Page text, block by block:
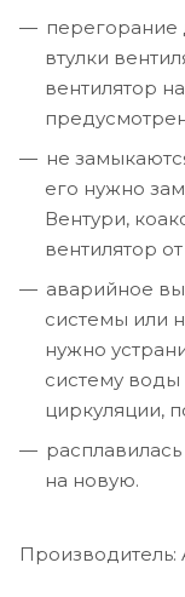
перегорание
втулки
вентилятор
не
его нужно
Вентури,
вентилятор
аварийное
системы или
нужно
систему воды
циркуляции,
на новую.
Производитель: